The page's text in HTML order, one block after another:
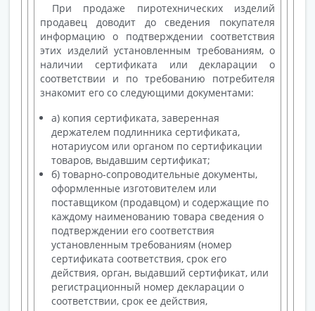
При продаже пиротехнических изделий
продавец доводит до сведения покупателя
информацию о подтверждении соответствия
этих изделий установленным требованиям, о
наличии сертификата или декларации о
соответствии и по требованию потребителя
знакомит его со следующими документами:
а) копия сертификата, заверенная
держателем подлинника сертификата,
нотариусом или органом по сертификации
товаров, выдавшим сертификат;
б) товарно-сопроводительные документы,
оформленные изготовителем или
поставщиком (продавцом) и содержащие по
каждому наименованию товара сведения о
подтверждении его соответствия
установленным требованиям (номер
сертификата соответствия, срок его
действия, орган, выдавший сертификат, или
регистрационный номер декларации о
соответствии, срок ее действия,